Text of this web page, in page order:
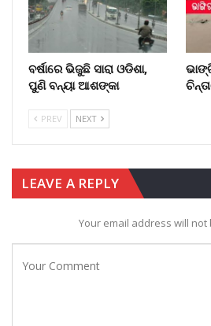
ବର୍ଷାରେ ଭିଜୁଛି ସାରା ଓଡିଶା,
ପୁଣି ବନ୍ୟା ଆଶଙ୍କା
PREV NEXT
LEAVE A REPLY
Your email address will not